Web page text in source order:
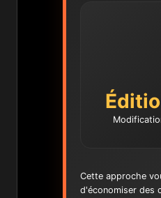
Cette approche
d'économiser des